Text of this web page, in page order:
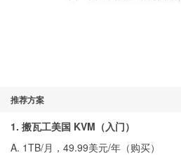
推荐方案
1. 搬瓦工美国 KVM（入门）
A. 1TB/月，49.99美元/年（购买）